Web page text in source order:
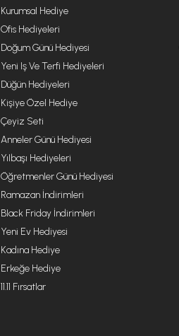
Kurumsal Hediye
Ofis Hediyeleri
Doğum Günü Hediyesi
Yeni Iş Ve Terfi Hediyeleri
Düğün Hediyeleri
Kişiye Özel Hediye
Çeyiz Seti
Anneler Günü Hediyesi
Yılbaşı Hediyeleri
Öğretmenler Günü Hediyesi
Ramazan İndirimleri
Black Friday İndirimleri
Yeni Ev Hediyesi
Kadına Hediye
Erkeğe Hediye
11.11 Fırsatlar